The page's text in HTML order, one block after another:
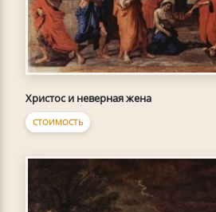
Христос и неверная жена
СТОИМОСТЬ